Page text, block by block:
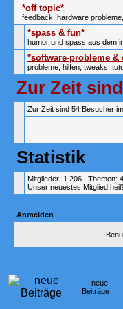
*off topic*
feedback, hardware
*spass & fun*
humor und spass aus dem
*software-probleme &
probleme, hilfen, tweaks,
Zur Zeit
Zur Zeit sind 54 Besucher
Statistik
Mitglieder: 1.206 | Themen:
Unser neuestes Mitglied
Anmelden
neue
Beiträge